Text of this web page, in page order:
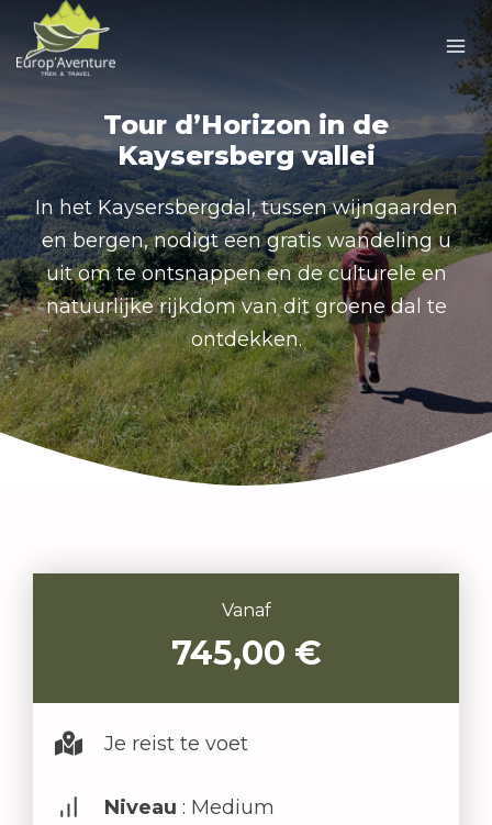
Doorgaan
naar
inhoud
Tour d’Horizon in de
Kaysersberg vallei
In het Kaysersbergdal, tussen wijngaarden
en bergen, nodigt een gratis wandeling u
uit om te ontsnappen en de culturele en
natuurlijke rijkdom van dit groene dal te
ontdekken.
Vanaf
745,00 €
Je reist te voet
Niveau : Medium